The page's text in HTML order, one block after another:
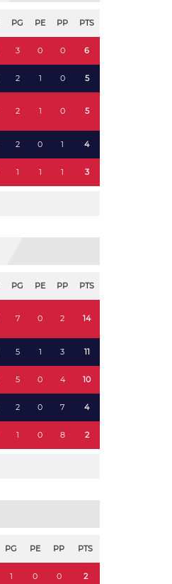
PG PE PP PTS
3 0 0 6
2 1 0 5
2 1 0 5
2 0 1 4
1 1 1 3
PG PE PP PTS
7 0 2 14
5 1 3 11
5 0 4 10
2 0 7 4
1 0 8 2
PG PE PP PTS
1 0 0 2